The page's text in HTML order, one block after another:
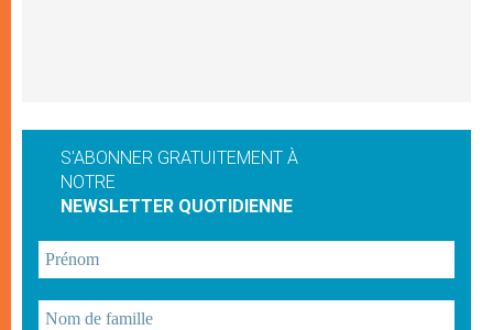
S'ABONNER GRATUITEMENT À
NOTRE
NEWSLETTER QUOTIDIENNE